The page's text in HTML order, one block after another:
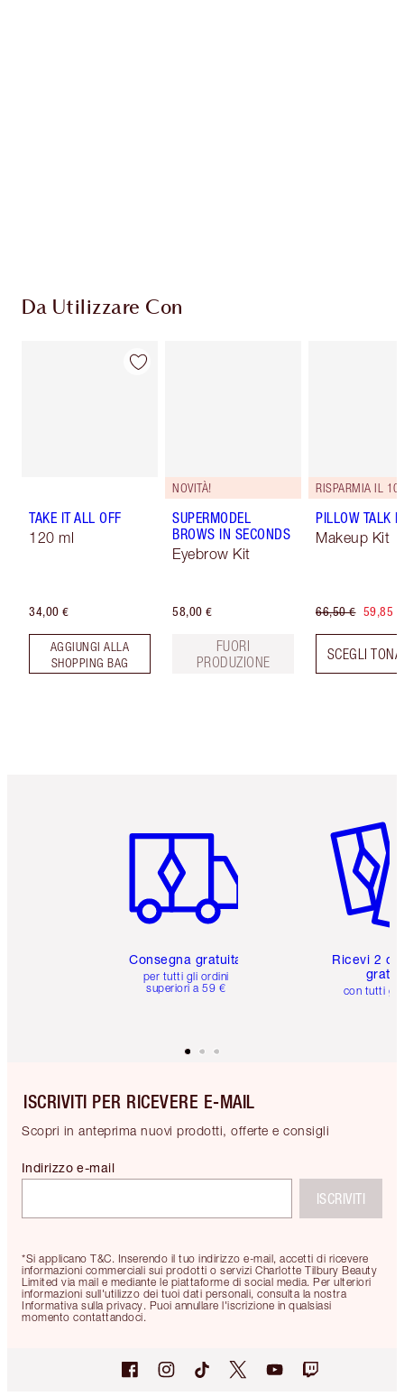
Da Utilizzare Con
TAKE IT ALL OFF
120 ml
34,00 €
AGGIUNGI ALLA
SHOPPING BAG
NOVITÀ!
SUPERMODEL
BROWS IN SECONDS
Eyebrow Kit
58,00 €
FUORI
PRODUZIONE
RISPARMIA IL
PILLOW TALK
Makeup Kit
66,50 € 59,85 €
SCEGLI
Consegna gratuita
per tutti gli ordini
superiori a 59 €
Ricevi 2
con tutti gli
ISCRIVITI PER RICEVERE E-MAIL
Scopri in anteprima nuovi prodotti, offerte e consigli
*Si applicano T&C. Inserendo il tuo indirizzo e-mail, accetti di ricevere
informazioni commerciali sui prodotti o servizi Charlotte Tilbury Beauty
Limited via mail e mediante le piattaforme di social media. Per ulteriori
informazioni sull'utilizzo dei tuoi dati personali, consulta la nostra
Informativa sulla privacy. Puoi annullare l'iscrizione in qualsiasi
momento contattandoci.
Indirizzo e-mail
ISCRIVITI